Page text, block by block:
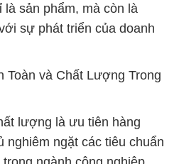
sản phẩm, mà còn là
sự phát triển của doanh
Toàn và Chất Lượng Trong
lượng là ưu tiên hàng
nghiêm ngặt các tiêu chuẩn